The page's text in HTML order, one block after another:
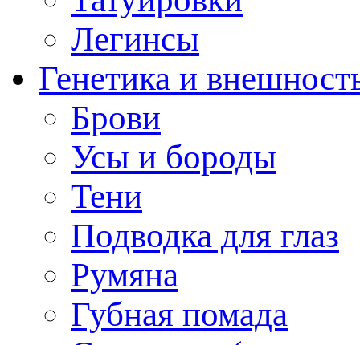
Легинсы
Генетика и
Брови
Усы и бороды
Тени
Подводка для глаз
Румяна
Губная помада